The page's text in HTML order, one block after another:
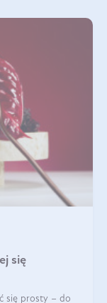
się
się prosty – do